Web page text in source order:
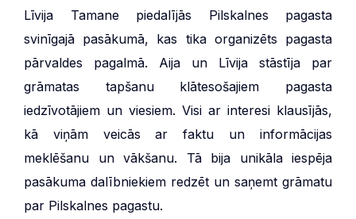
Līvija Tamane piedalījās Pilskalnes pagasta
svinīgajā pasākumā, kas tika organizēts pagasta
pārvaldes pagalmā. Aija un Līvija stāstīja par
grāmatas tapšanu klātesošajiem pagasta
iedzīvotājiem un viesiem. Visi ar interesi klausījās,
kā viņām veicās ar faktu un informācijas
meklēšanu un vākšanu. Tā bija unikāla iespēja
pasākuma dalībniekiem redzēt un saņemt grāmatu
par Pilskalnes pagastu.